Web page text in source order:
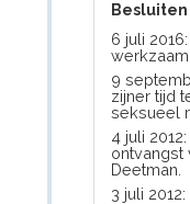
Besluiten
6 juli
9
zijner tijd
seksueel
4 juli
ontvangst
Deetman.
3 juli